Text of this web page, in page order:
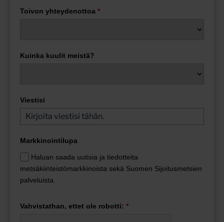
Toivon yhteydenottoa *
Kuinka kuulit meistä?
Viestisi
Markkinointilupa
Haluan saada uutisia ja tiedotteita
metsäkiinteistömarkkinoista sekä Suomen Sijoitusmetsien
palveluista.
Vahvistathan, ettet ole robotti: *